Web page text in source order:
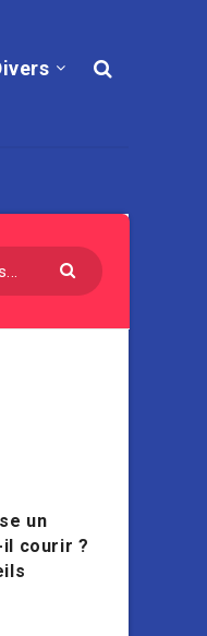
un
courir ?